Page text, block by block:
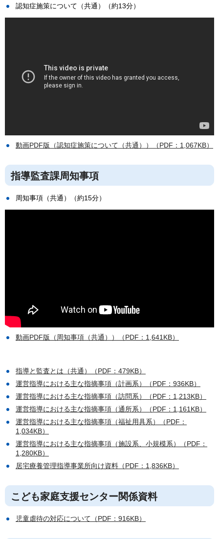
認知症施策について（共通）（約13分）
動画PDF版（認知症施策について（共通））（PDF：1,067KB）
指導監査課周知事項
周知事項（共通）（約15分）
動画PDF版（周知事項（共通））（PDF：1,641KB）
指導と監査とは（共通）（PDF：479KB）
運営指導における主な指摘事項（計画系）（PDF：936KB）
運営指導における主な指摘事項（訪問系）（PDF：1,213KB）
運営指導における主な指摘事項（通所系）（PDF：1,161KB）
運営指導における主な指摘事項（福祉用具系）（PDF：
1,034KB）
運営指導における主な指摘事項（施設系、小規模系）（PDF：
1,280KB）
居宅療養管理指導事業所向け資料（PDF：1,836KB）
こども家庭支援センター関係資料
児童虐待の対応について（PDF：916KB）